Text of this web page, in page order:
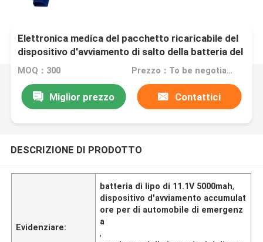
Elettronica medica del pacchetto ricaricabile del
dispositivo d'avviamento di salto della batteria del
dispositivo d'avviamento dell'automobile di
emergenza della batteria 11.1V di 40C 5000mah
Lipo
MOQ：300 Prezzo：To be negotiated
Miglior prezzo Contattici
DESCRIZIONE DI PRODOTTO
Evidenziare:
batteria di lipo di 11.1V 5000mah,
dispositivo d'avviamento accumulat
ore per di automobile di emergenz
a
,